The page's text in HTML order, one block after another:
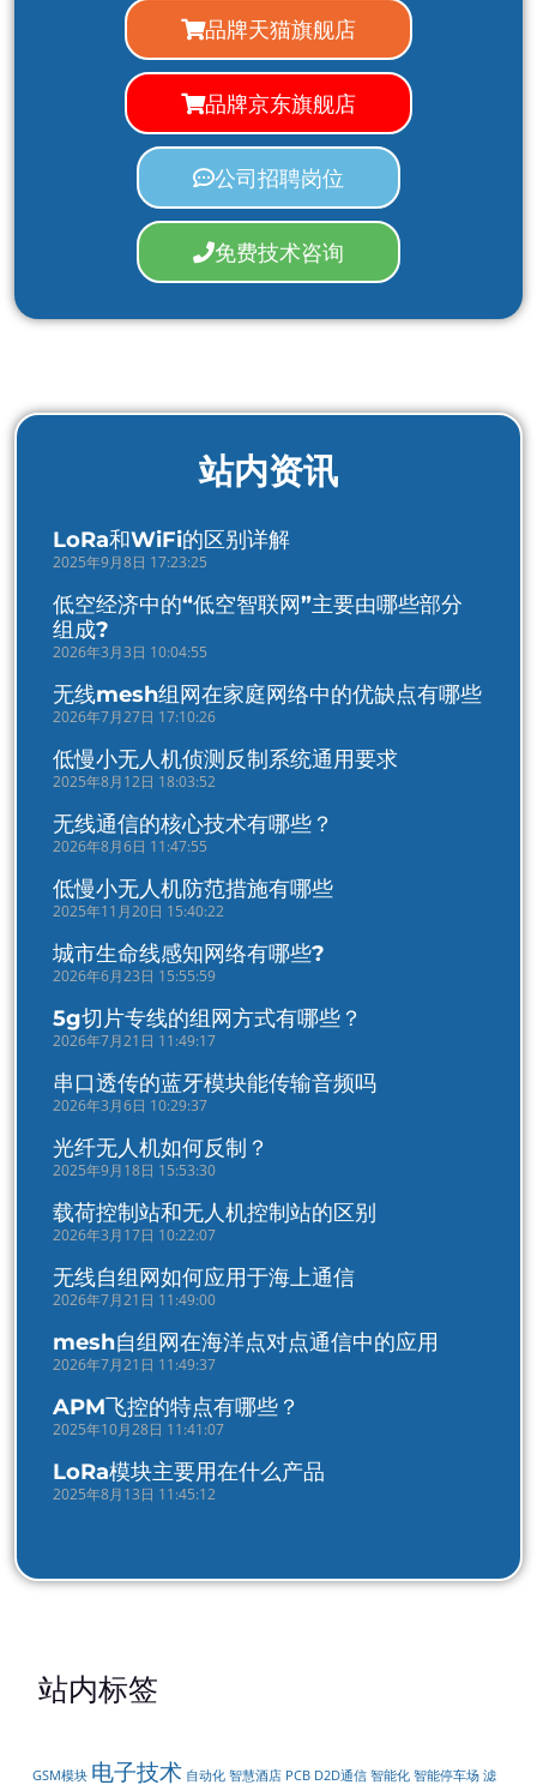
品牌天猫旗舰店
品牌京东旗舰店
公司招聘岗位
免费技术咨询
站内资讯
LoRa和WiFi的区别详解
2025年9月8日 17:23:25
低空经济中的“低空智联网”主要由哪些部分
组成?
2026年3月3日 10:04:55
无线mesh组网在家庭网络中的优缺点有哪些
2026年7月27日 17:10:26
低慢小无人机侦测反制系统通用要求
2025年8月12日 18:03:52
无线通信的核心技术有哪些？
2026年8月6日 11:47:55
低慢小无人机防范措施有哪些
2025年11月20日 15:40:22
城市生命线感知网络有哪些?
2026年6月23日 15:55:59
5g切片专线的组网方式有哪些？
2026年7月21日 11:49:17
串口透传的蓝牙模块能传输音频吗
2026年3月6日 10:29:37
光纤无人机如何反制？
2025年9月18日 15:53:30
载荷控制站和无人机控制站的区别
2026年3月17日 10:22:07
无线自组网如何应用于海上通信
2026年7月21日 11:49:00
mesh自组网在海洋点对点通信中的应用
2026年7月21日 11:49:37
APM飞控的特点有哪些？
2025年10月28日 11:41:07
LoRa模块主要用在什么产品
2025年8月13日 11:45:12
站内标签
GSM模块 电子技术 自动化 智慧酒店 PCB D2D通信 智能化 智能停车场 滤